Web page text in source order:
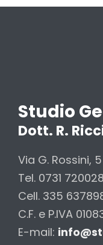
Studio
Dott. R.
Via G. Rossini,
Tel. 0731 720028
Cell. 335
C.F. e P.IVA
E-mail: